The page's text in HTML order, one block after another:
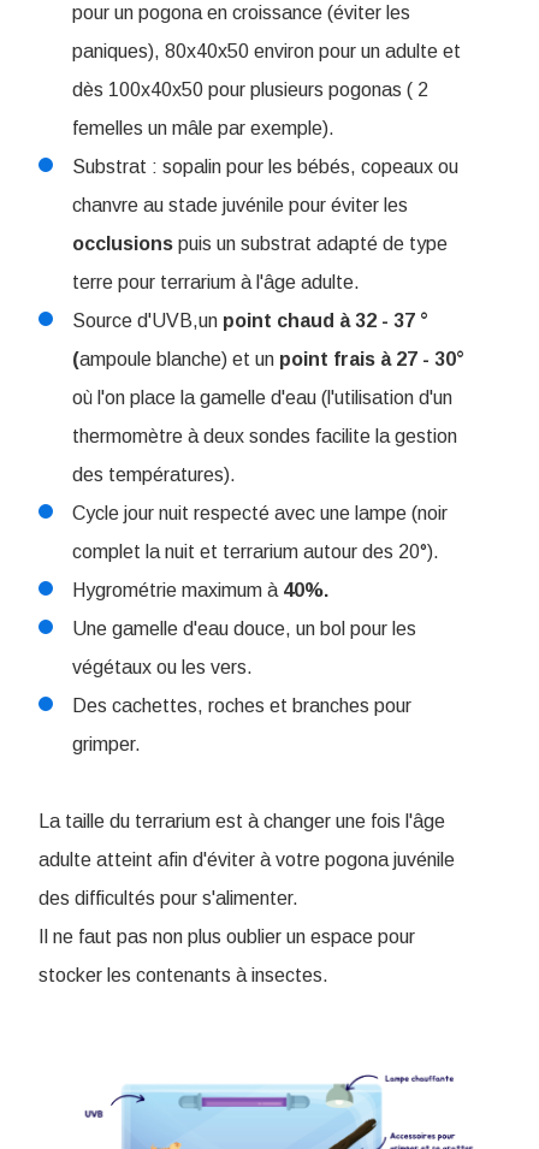
pour un pogona en croissance (éviter les
paniques), 80x40x50 environ pour un adulte et
dès 100x40x50 pour plusieurs pogonas ( 2
femelles un mâle par exemple).
Substrat : sopalin pour les bébés, copeaux ou
chanvre au stade juvénile pour éviter les
occlusions puis un substrat adapté de type
terre pour terrarium à l'âge adulte.
Source d'UVB,un point chaud à 32 - 37 °
(ampoule blanche) et un point frais à 27 - 30°
où l'on place la gamelle d'eau (l'utilisation d'un
thermomètre à deux sondes facilite la gestion
des températures).
Cycle jour nuit respecté avec une lampe (noir
complet la nuit et terrarium autour des 20°).
Hygrométrie maximum à 40%.
Une gamelle d'eau douce, un bol pour les
végétaux ou les vers.
Des cachettes, roches et branches pour
grimper.
La taille du terrarium est à changer une fois l'âge
adulte atteint afin d'éviter à votre pogona juvénile
des difficultés pour s'alimenter.
Il ne faut pas non plus oublier un espace pour
stocker les contenants à insectes.